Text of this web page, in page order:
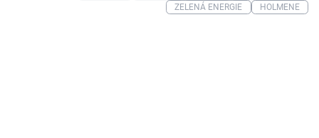
ZELENÁ ENERGIE
HOLMENE